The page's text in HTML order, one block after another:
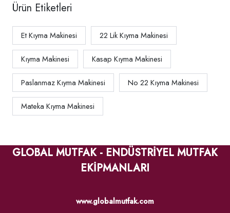
Ürün Etiketleri
Et Kıyma Makinesi 22 Lik Kıyma Makinesi
Kıyma Makinesi Kasap Kıyma Makinesi
Paslanmaz Kıyma Makinesi No 22 Kıyma Makinesi
Mateka Kıyma Makinesi
GLOBAL MUTFAK - ENDÜSTRİYEL MUTFAK
EKİPMANLARI
www.globalmutfak.com